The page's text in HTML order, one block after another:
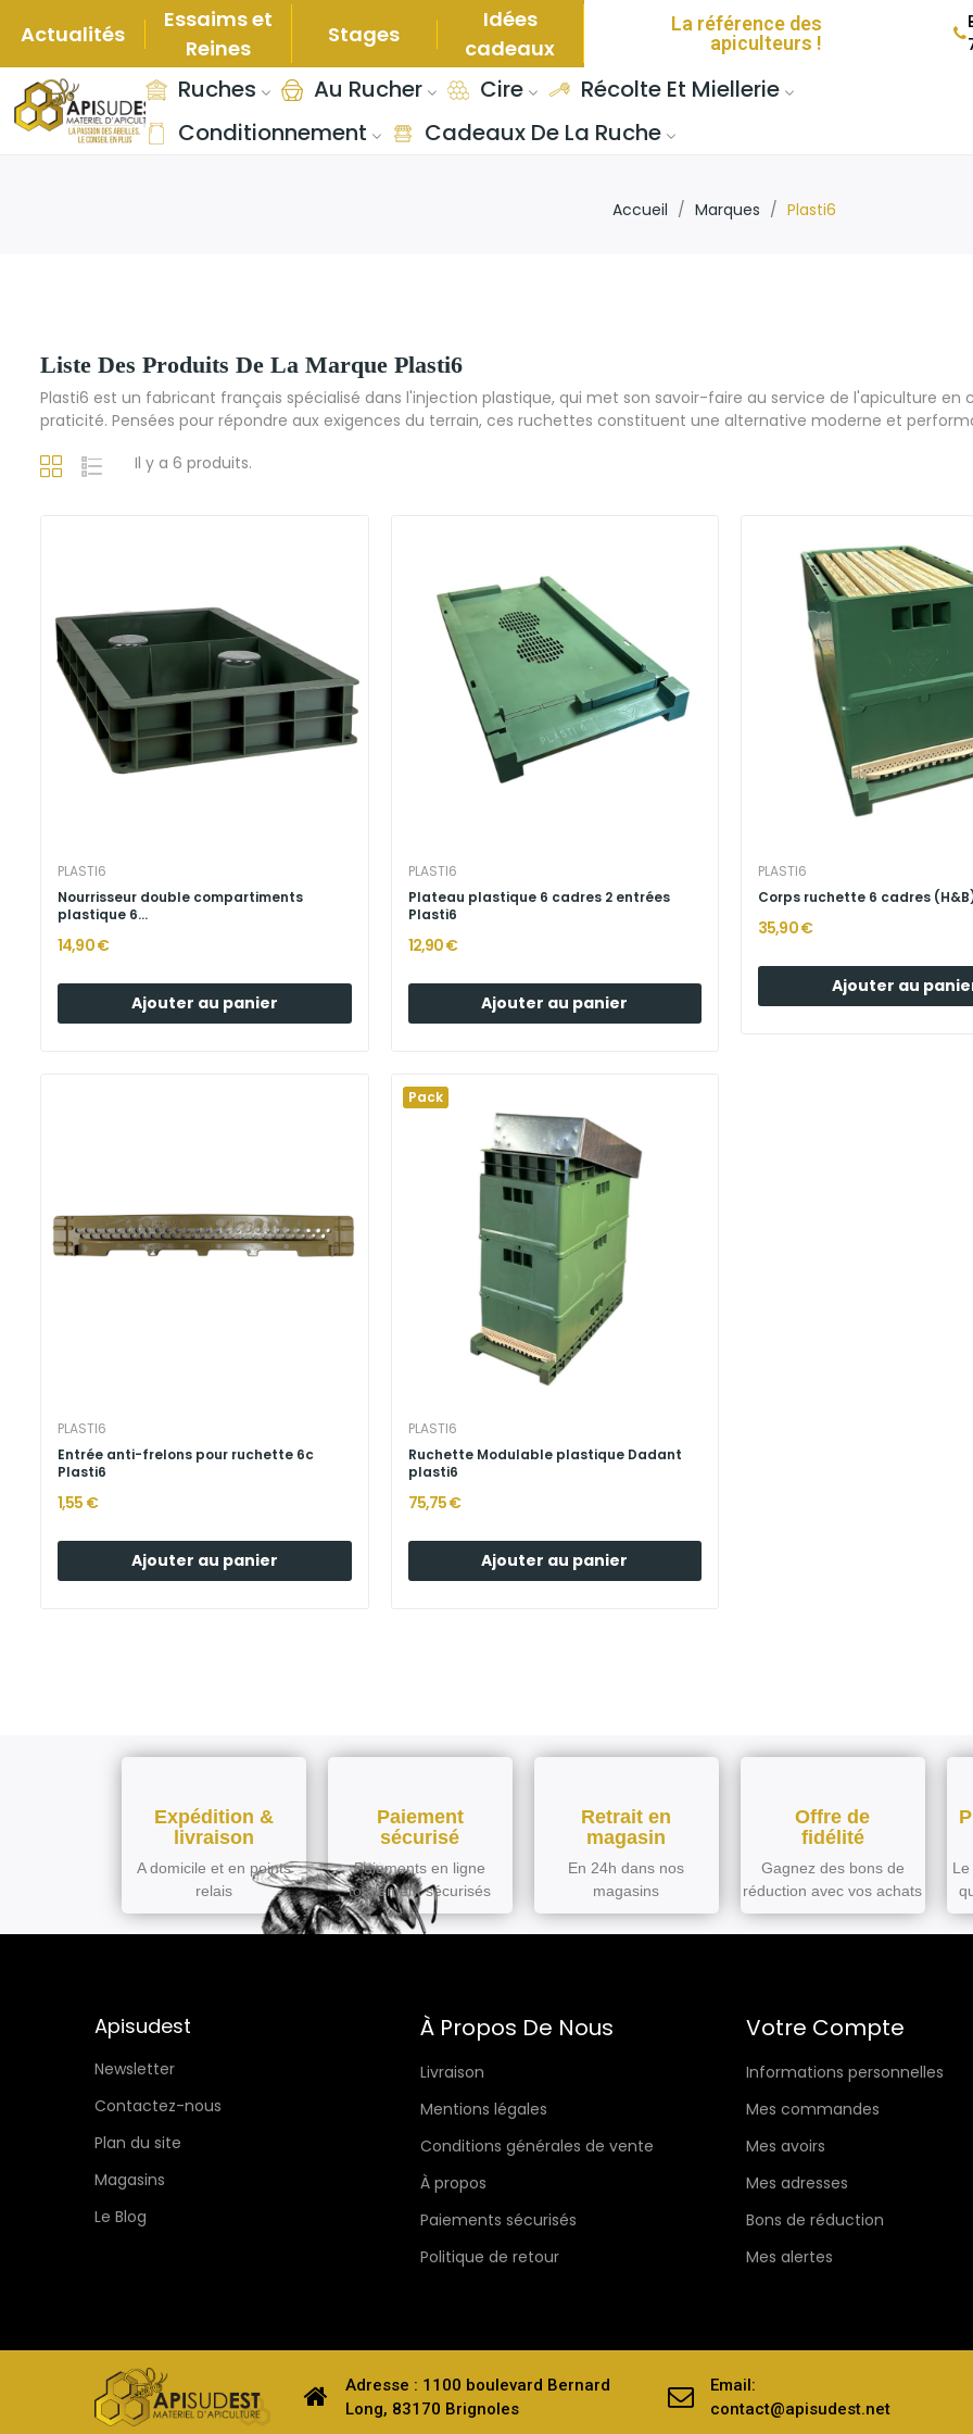
Actualités
Essaims et
Reines
Stages
Idées
cadeaux
La référence des
apiculteurs !
Ruches Au Rucher Cire
Récolte Et Miellerie
Conditionnement
Cadeaux De La Ruche
Accueil Marques Plasti6
Liste Des Produits De La Marque Plasti6
Plasti6 est un fabricant français spécialisé dans l'injection plastique, qui met son savoir-faire au service de l'apiculture
praticité. Pensées pour répondre aux exigences du terrain, ces ruchettes constituent une alternative moderne et
Il y a 6 produits.
PLASTI6
Nourrisseur double compartiments
plastique 6...
14,90 €
Ajouter au panier
PLASTI6
Plateau plastique 6 cadres 2 entrées
Plasti6
12,90 €
Ajouter au panier
PLASTI6
Corps ruchette 6 cadres
35,90 €
Ajouter au
PLASTI6
Entrée anti-frelons pour ruchette 6c
Plasti6
1,55 €
Ajouter au panier
Pack
PLASTI6
Ruchette Modulable plastique Dadant
plasti6
75,75 €
Ajouter au panier
Expédition &
livraison
A domicile et en points
relais
Paiement
sécurisé
Paiements en ligne
totalement sécurisés
Retrait en
magasin
En 24h dans nos
magasins
Offre de
fidélité
Gagnez des bons de
réduction avec vos achats
Apisudest
Newsletter
Contactez-nous
Plan du site
Magasins
Le Blog
À Propos De Nous
Livraison
Mentions légales
Conditions générales de vente
À propos
Paiements sécurisés
Politique de retour
Votre Compte
Informations personnelles
Mes commandes
Mes avoirs
Mes adresses
Bons de réduction
Mes alertes
Adresse : 1100 boulevard Bernard
Long, 83170 Brignoles
Email:
contact@apisudest.net